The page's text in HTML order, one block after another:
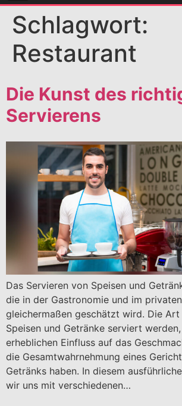
Schlagwort:
Restaurant
Die Kunst des
Servierens
Das Servieren von Speisen und
die in der Gastronomie und im
gleichermaßen geschätzt wird. Die Art
Speisen und Getränke serviert
erheblichen Einfluss auf das
die Gesamtwahrnehmung eines
Getränks haben. In diesem
wir uns mit verschiedenen…